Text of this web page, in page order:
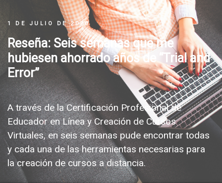
1 DE JULIO DE 2020
Reseña: Seis semanas que me
hubiesen ahorrado años de “Trial and
Error”
A través de la Certificación Profesional de
Educador en Línea y Creación de Cursos
Virtuales, en seis semanas pude encontrar todas
y cada una de las herramientas necesarias para
la creación de cursos a distancia.